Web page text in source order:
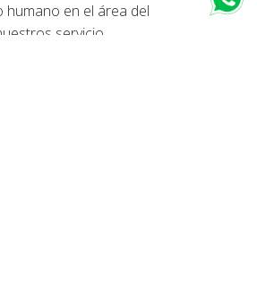
en el área del
servicio